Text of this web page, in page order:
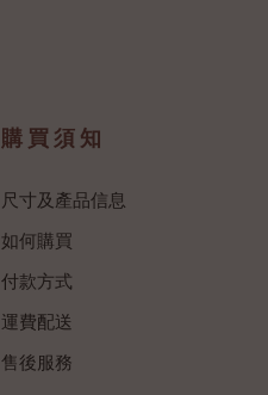
購買須知
尺寸及產品信息
如何購買
付款方式
運費配送
售後服務